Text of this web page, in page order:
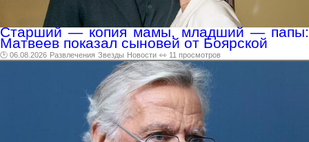
Старший — копия мамы, младший — папы:
Матвеев показал сыновей от Боярской
🕑 06.08.2026 Развлечения Звезды Новости 👀 11 просмотров